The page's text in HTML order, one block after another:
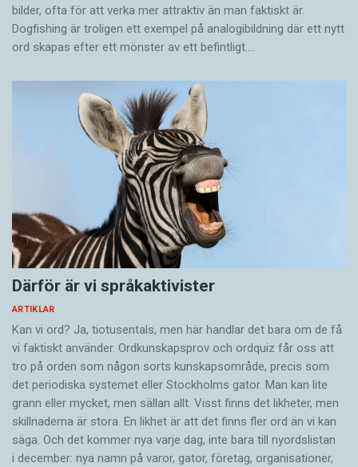
bilder, ofta för att verka mer attraktiv än man faktiskt är.
Dogfishing är troligen ett exempel på analogibildning där ett nytt
ord skapas efter ett mönster av ett befintligt.…
Därför är vi språkaktivister
ARTIKLAR
Kan vi ord? Ja, tiotusentals, men här handlar det bara om de få
vi faktiskt använder. Ordkunskapsprov och ordquiz får oss att
tro på orden som någon sorts kunskapsområde, precis som
det periodiska systemet eller Stockholms gator. Man kan lite
grann eller mycket, men sällan allt. Visst finns det likheter, men
skillnaderna är stora. En likhet är att det finns fler ord än vi kan
säga. Och det kommer nya varje dag, inte bara till nyordslistan
i december: nya namn på varor, gator, företag, organisationer,